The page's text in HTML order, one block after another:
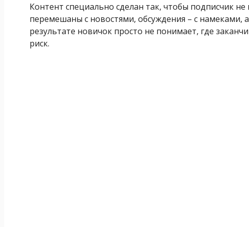
Контент специально сделан так, чтобы подписчик
перемешаны с новостями, обсуждения – с
результате новичок просто не понимает, где
риск.